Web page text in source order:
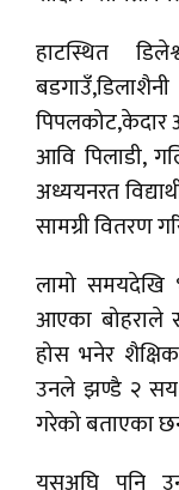
हाटस्थित
पिपलकोट,केदार
आवि पिलाडी,
अध्ययनरत
सामग्री वितरण
लामो समयदेखि
आएका बोहराले
होस भनेर
उनले झण्डै २ सय
गरेको बताएका